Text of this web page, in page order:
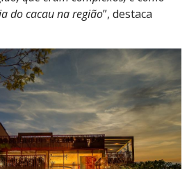
do cacau na região”, destaca